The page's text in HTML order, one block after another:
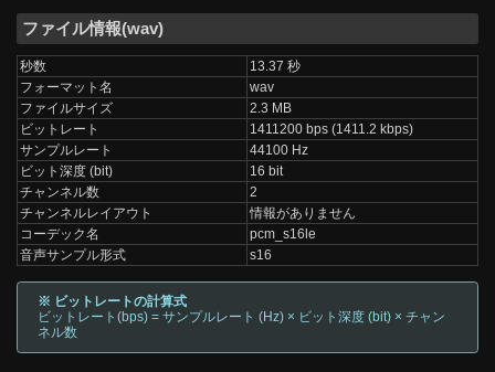
ファイル情報(wav)
秒数
13.37 秒
フォーマット名
wav
ファイルサイズ
2.3 MB
ビットレート
1411200 bps (1411.2 kbps)
サンプルレート
44100 Hz
ビット深度 (bit)
16 bit
チャンネル数
2
チャンネルレイアウト
情報がありません
コーデック名
pcm_s16le
音声サンプル形式
s16
※ ビットレートの計算式
ビットレート(bps) = サンプルレート (Hz) × ビット深度 (bit) × チャン
ネル数